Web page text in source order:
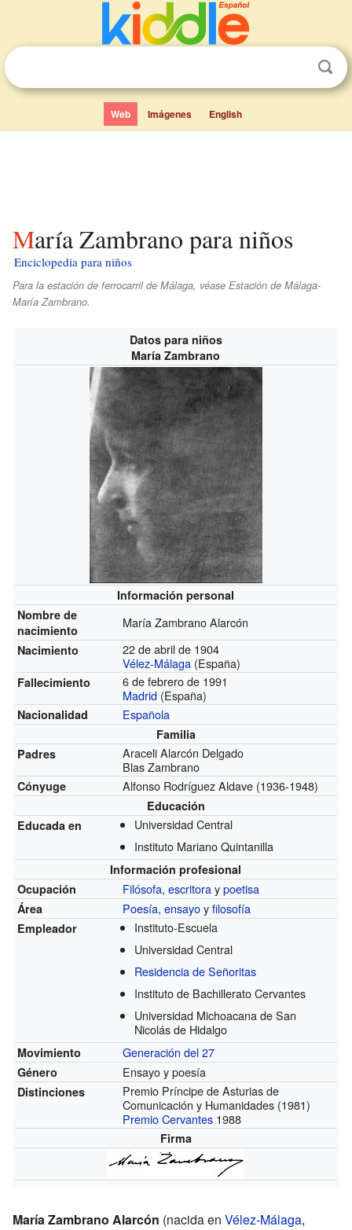
Web Imágenes English
María Zambrano para niños
Enciclopedia para niños
Para la estación de ferrocarril de Málaga, véase Estación de Málaga-
María Zambrano.
Datos para niños
María Zambrano
Información personal
Nombre de
nacimiento
María Zambrano Alarcón
Nacimiento
22 de abril de 1904
Vélez-Málaga (España)
Fallecimiento
6 de febrero de 1991
Madrid (España)
Nacionalidad Española
Familia
Padres
Araceli Alarcón Delgado
Blas Zambrano
Cónyuge Alfonso Rodríguez Aldave (1936-1948)
Educación
Educada en
Universidad Central
Instituto Mariano Quintanilla
Información profesional
Ocupación
Filósofa,escritoraypoetisa
Área Poesía,ensayoyfilosofía
Empleador
Instituto-Escuela
Universidad Central
Residencia de Señoritas
Instituto de Bachillerato Cervantes
Universidad Michoacana de San
Nicolás de Hidalgo
Movimiento Generación del 27
Género Ensayo y poesía
Distinciones
Premio Príncipe de Asturias de
Comunicación y Humanidades (1981)
Premio Cervantes 1988
Firma
María Zambrano Alarcón (nacida en Vélez-Málaga,